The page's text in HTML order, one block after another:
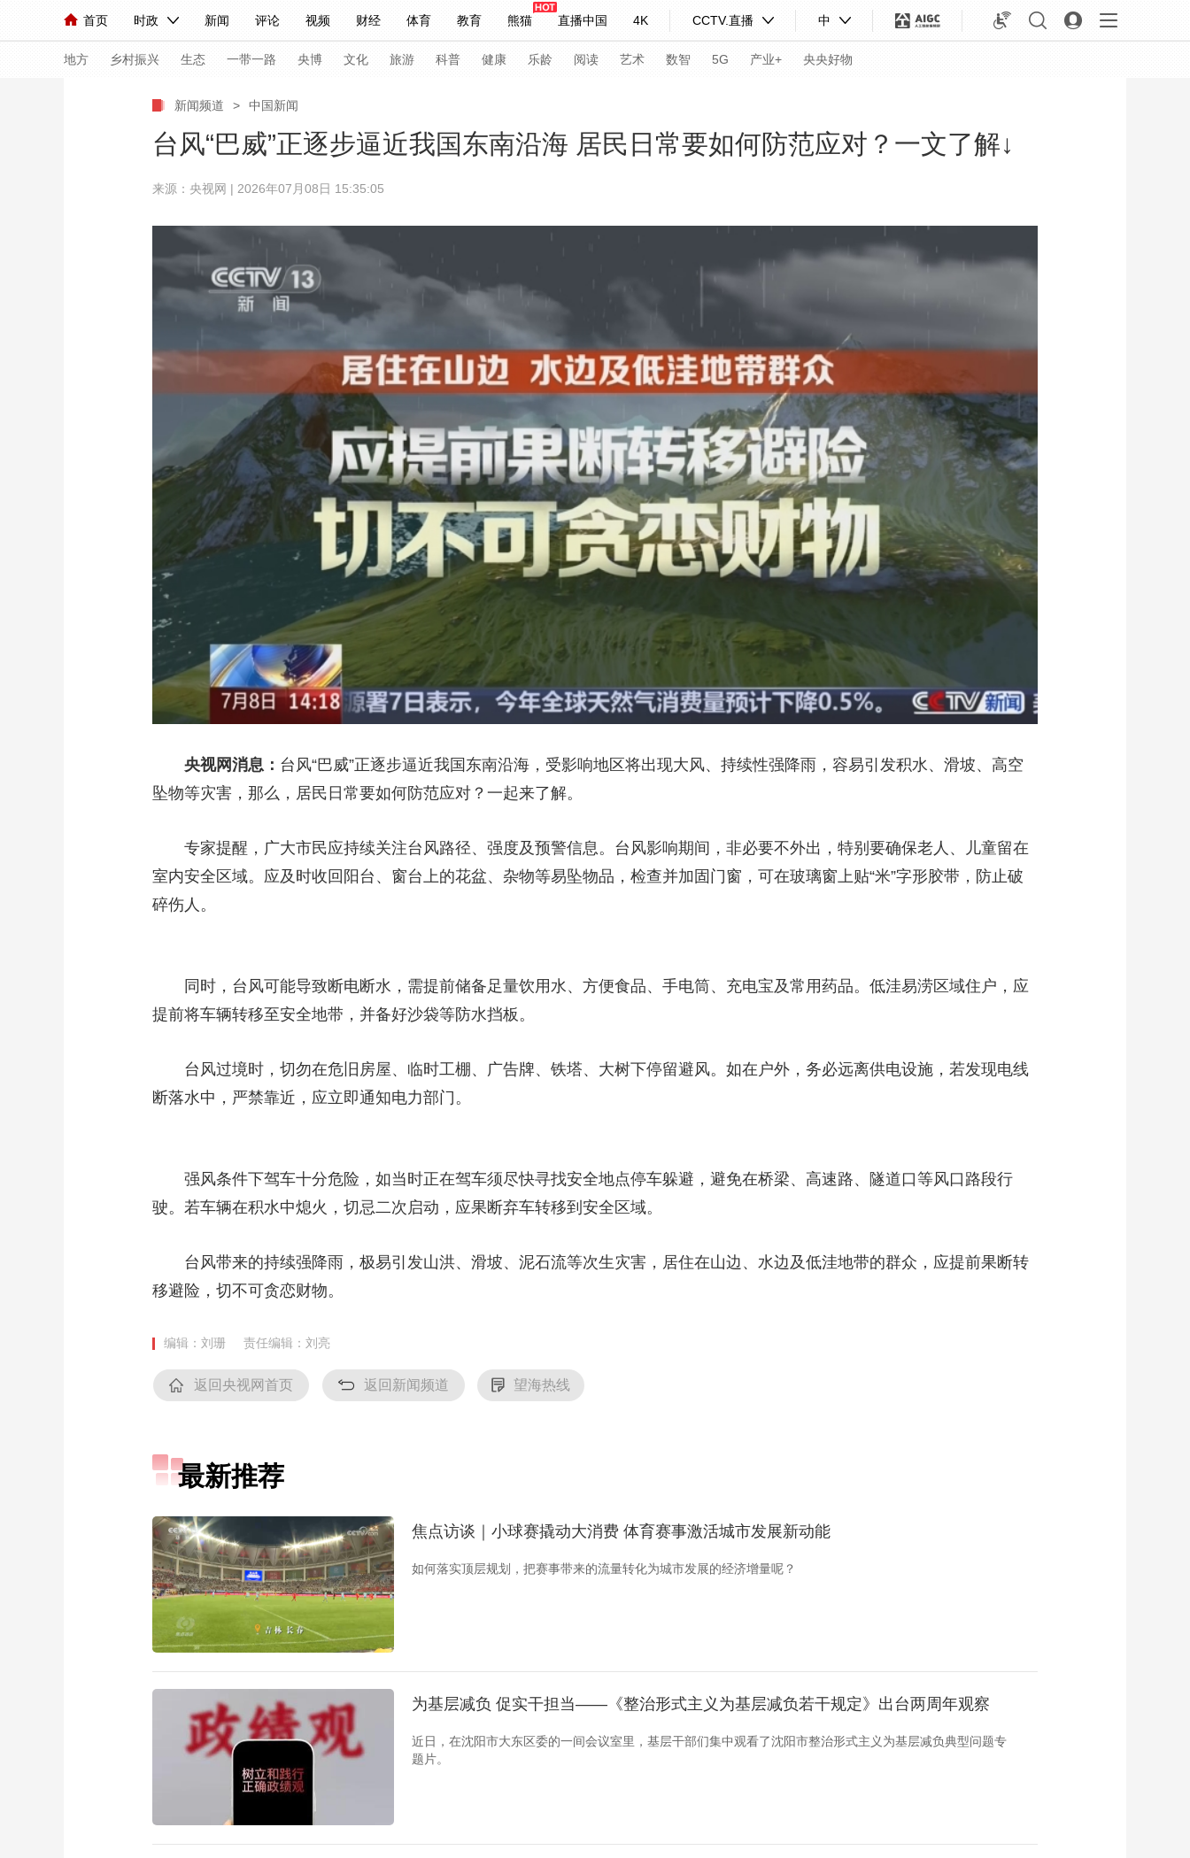
首页 时政 新闻 评论 视频 财经 体育 教育 熊猫 直播中国 4K CCTV.直播 中
人民领袖习近平 联播+ 中国领导人 央视快评 习式妙语 热解读 天天学习
直播 栏目大全 节目单 听音 微视频 主持人 下载央视影音
海外频道 iPanda English Монгол
地方 乡村振兴 生态 一带一路 央博 文化 旅游 科普 健康 乐龄 阅读 艺术 数智 5G 产业+ 央央好物
天天学习
小央视频 小央直播 直播中国 熊猫频道
快看 蓝海中国
直播 竞猜 2026年世界杯 2026年冬奥会 CBA NBA 中超 国足 国际足球 网球 综合体育 亚冬会
生活体育大会 体育江湖 文化体育 冰雪道路 足球道路
乡村振兴 生态环境 一带一路 非遗 文化 旅游 科普 健康 乐龄 阅读 艺术 汽车 数智 5G 产业+
大国展会 大国保险 云顶对话 云起 超级工厂 智敬中国 全民健康 颜选攻略 海洋 时尚 天气 才艺 网展 央央好物
CCTV.节目官网 栏目 片库 热播榜 总台企业白名单
新闻频道 > 中国新闻
台风“巴威”正逐步逼近我国东南沿海 居民日常要如何防范应对？一文了解↓
来源：央视网 | 2026年07月08日 15:35:05
央视网消息： 台风“巴威”正逐步逼近我国东南沿海，受影响地区将出现大风、持续性强降雨，容易引发积水、滑坡、高空
坠物等灾害，那么，居民日常要如何防范应对？一起来了解。
专家提醒，广大市民应持续关注台风路径、强度及预警信息。台风影响期间，非必要不外出，特别要确保老人、儿童留在
室内安全区域。应及时收回阳台、窗台上的花盆、杂物等易坠物品，检查并加固门窗，可在玻璃窗上贴“米”字形胶带，防止破
碎伤人。
同时，台风可能导致断电断水，需提前储备足量饮用水、方便食品、手电筒、充电宝及常用药品。低洼易涝区域住户，应
提前将车辆转移至安全地带，并备好沙袋等防水挡板。
台风过境时，切勿在危旧房屋、临时工棚、广告牌、铁塔、大树下停留避风。如在户外，务必远离供电设施，若发现电线
断落水中，严禁靠近，应立即通知电力部门。
强风条件下驾车十分危险，如当时正在驾车须尽快寻找安全地点停车躲避，避免在桥梁、高速路、隧道口等风口路段行
驶。若车辆在积水中熄火，切忌二次启动，应果断弃车转移到安全区域。
台风带来的持续强降雨，极易引发山洪、滑坡、泥石流等次生灾害，居住在山边、水边及低洼地带的群众，应提前果断转
移避险，切不可贪恋财物。
编辑：刘珊 责任编辑：刘亮
返回央视网首页 返回新闻频道 望海热线
最新推荐
焦点访谈｜小球赛撬动大消费 体育赛事激活城市发展新动能
如何落实顶层规划，把赛事带来的流量转化为城市发展的经济增量呢？
为基层减负 促实干担当——《整治形式主义为基层减负若干规定》出台两周年观察
近日，在沈阳市大东区委的一间会议室里，基层干部们集中观看了沈阳市整治形式主义为基层减负典型问题专
题片。